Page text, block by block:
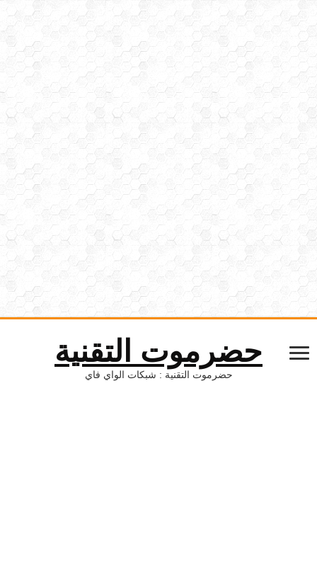
حضرموت التقنية
حضرموت التقنية : شبكات الواي فاي